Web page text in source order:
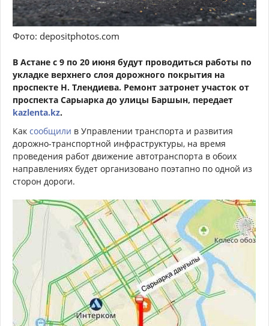
Фото: depositphotos.com
В Астане с 9 по 20 июня будут проводиться работы по
укладке верхнего слоя дорожного покрытия на
проспекте Н. Тлендиева. Ремонт затронет участок от
проспекта Сарыарка до улицы Баршын, передает
kazlenta.kz.
Как сообщили в Управлении транспорта и развития
дорожно-транспортной инфраструктуры, на время
проведения работ движение автотранспорта в обоих
направлениях будет организовано поэтапно по одной из
сторон дороги.